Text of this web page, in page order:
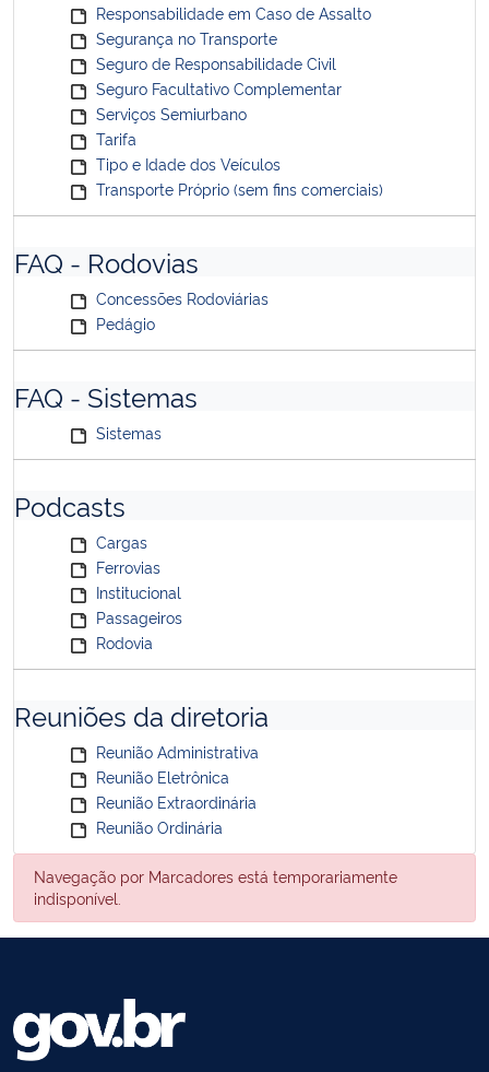
Responsabilidade em Caso de Assalto
Segurança no Transporte
Seguro de Responsabilidade Civil
Seguro Facultativo Complementar
Serviços Semiurbano
Tarifa
Tipo e Idade dos Veículos
Transporte Próprio (sem fins comerciais)
FAQ - Rodovias
Concessões Rodoviárias
Pedágio
FAQ - Sistemas
Sistemas
Podcasts
Cargas
Ferrovias
Institucional
Passageiros
Rodovia
Reuniões da diretoria
Reunião Administrativa
Reunião Eletrônica
Reunião Extraordinária
Reunião Ordinária
Navegação por Marcadores está temporariamente
indisponível.